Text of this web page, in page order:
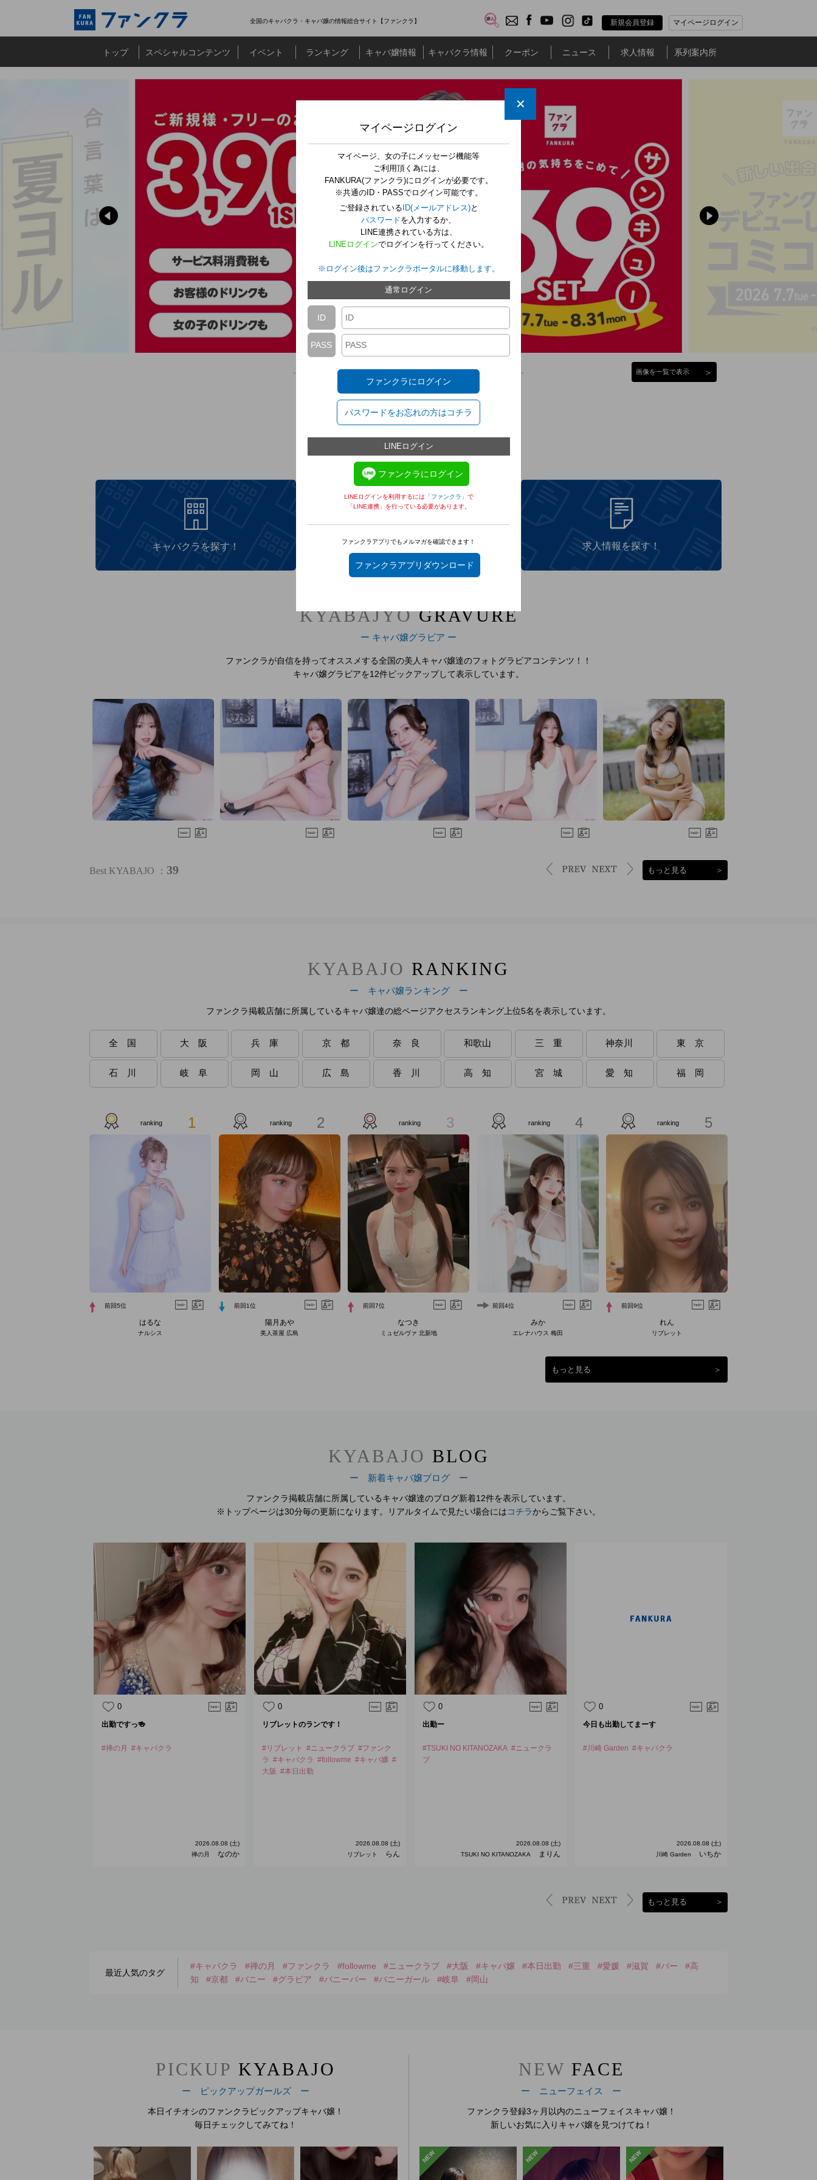
✕
マイページログイン
マイページ、女の子にメッセージ機能等
ご利用頂く為には、
FANKURA(ファンクラ)にログインが必要です。
※共通のID・PASSでログイン可能です。
ご登録されている ID(メールアドレス)と
パスワードを入力するか、
LINE連携されている方は、
LINEログインでログインを行ってください。
※ログイン後はファンクラポータルに移動します。
通常ログイン
ID
PASS
ファンクラにログイン
パスワードをお忘れの方はコチラ
LINEログイン
ファンクラにログイン
LINEログインを利用するには 「ファンクラ」 で
「LINE連携」を行っている必要があります。
ファンクラアプリでもメルマガを確認できます！
ファンクラアプリダウンロード
全国のキャバクラ・キャバ嬢の情報総合サイト【ファンクラ】 新規会員登録 マイページログイン
トップ スペシャルコンテンツ イベント ランキング キャバ嬢情報 キャバクラ情報 クーポン ニュース 求人情報 系列案内所
画像を一覧で表示 ＞
KYABAKURASEARCH
ー 全国のキャバクラを検索 ー
キャバクラを探す！ キャバ嬢を探す！ 求人情報を探す！
KYABAJYOGRAVURE
ー キャバ嬢グラビア ー
ファンクラが自信を持ってオススメする全国の美人キャバ嬢達のフォトグラビアコンテンツ！！
キャバ嬢グラビアを12件ピックアップして表示しています。
Best KYABAJO ： 39 もっと見る ＞
KYABAJO RANKING
ー キャバ嬢ランキング ー
ファンクラ掲載店舗に所属しているキャバ嬢達の総ページアクセスランキング上位5名を表示しています。
全 国 大 阪 兵 庫 京 都 奈 良 和歌山 三 重 神奈川 東 京
石 川 岐 阜 岡 山 広 島 香 川 高 知 宮 城 愛 知 福 岡
ranking 1
はるな
ナルシス
前回5位
ranking 2
陽月あや
美人茶屋 広島
前回1位
ranking 3
なつき
ミュゼルヴァ 北新地
前回7位
ranking 4
みか
エレナハウス 梅田
前回4位
ranking 5
れん
リブレット
前回9位
もっと見る ＞
KYABAJO BLOG
ー 新着キャバ嬢ブログ ー
ファンクラ掲載店舗に所属しているキャバ嬢達のブログ新着12件を表示しています。
※トップページは30分毎の更新になります。
リアルタイムで見たい場合にはコチラからご覧下さい。
0
出勤ですっ🍻
#禅の月 #キャバクラ
2026.08.08 (土)
禅の月
なのか
0
リブレットのランです！
#リブレット #ニュークラブ #ファンク
ラ #キャバクラ #followme #キャバ嬢 #
大阪 #本日出勤
2026.08.08 (土)
リブレット
らん
0
出勤ー
#TSUKI NO KITANOZAKA #ニュークラ
ブ
2026.08.08 (土)
TSUKI NO KITANOZAKA
まりん
0
今日も出勤してまーす
#川崎 Garden #キャバクラ
2026.08.08 (土)
川崎 Garden
いちか
もっと見る ＞
最近人気のタグ
#キャバクラ #禅の月 #ファンクラ #followme #ニュークラブ #大阪 #キャバ嬢 #本日出勤 #三重 #愛媛 #滋賀 #バー
#高
知
#京都 #バニー #グラビア #バニーバー #バニーガール #岐阜 #岡山
PICKUP KYABAJO
ー ピックアップガールズ ー
本日イチオシのファンクラピックアップキャバ嬢！
毎日チェックしてみてね！
NEW FACE
ー ニューフェイス ー
ファンクラ登録3ヶ月以内のニューフェイスキャバ嬢！
新しいお気に入りキャバ嬢を見つけてね！
NEW NEW NEW